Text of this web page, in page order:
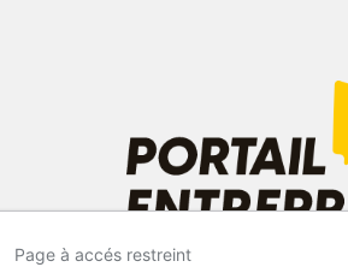
Page à accés restreint